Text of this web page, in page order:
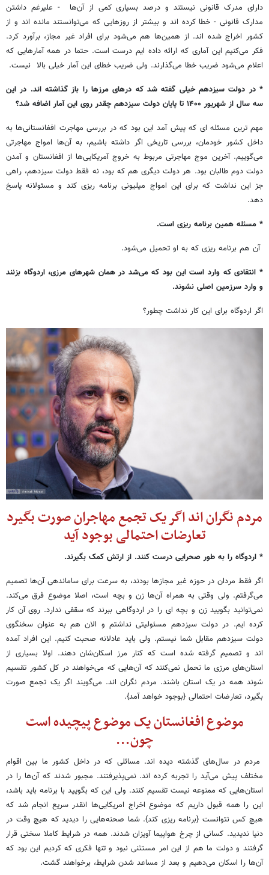
دارای مدرک قانونی نیستند و درصد بسیاری کمی از آن‌ها - علیرغم داشتن
مدارک قانونی - خطا کرده اند و بیشتر از روزهایی که می‌توانستند مانده اند و از
کشور اخراج شده اند. از همین‌ها هم می‌شود برای افراد غیر مجاز، برآورد کرد.
فکر می‌کنیم این آماری که ارائه داده ایم درست است. حتما در همه آمارهایی که
اعلام می‌شود ضریب خطا می‌گذارند. ولی ضریب خطای این آمار خیلی بالا نیست.
* در دولت سیزدهم خیلی گفته شد که درهای مرزها را باز گذاشته اند. در این
سه سال از شهریور ۱۴۰۰ تا پایان دولت سیزدهم چقدر روی این آمار اضافه شد؟
مهم ترین مسئله ای که پیش آمد این بود که در بررسی مهاجرت افغانستانی‌ها به
داخل کشور خودمان، بررسی تاریخی اگر داشته باشیم، به آن‌ها امواج مهاجرتی
می‌گوییم. آخرین موج مهاجرتی مربوط به خروج آمریکایی‌ها از افغانستان و آمدن
دولت دوم طالبان بود. هر دولت دیگری هم که بود، نه فقط دولت سیزدهم، راهی
جز این نداشت که برای این امواج میلیونی برنامه ریزی کند و مسئولانه پاسخ
دهد.
* مسئله همین برنامه ریزی است.
آن هم برنامه ریزی که به او تحمیل می‌شود.
* انتقادی که وارد است این بود که می‌شد در همان شهرهای مرزی، اردوگاه بزنند
و وارد سرزمین اصلی نشوند.
اگر اردوگاه برای این کار نداشت چطور؟
مردم نگران اند اگر یک تجمع مهاجران صورت بگیرد
تعارضات احتمالی بوجود آید
* اردوگاه را به طور صحرایی درست کنند. از ارتش کمک بگیرند.
اگر فقط مردان در حوزه غیر مجازها بودند، به سرعت برای ساماندهی آن‌ها تصمیم
می‌گرفتم. ولی وقتی به همراه آن‌ها زن و بچه است، اصلا موضوع فرق می‌کند.
نمی‌توانید بگویید زن و بچه ای را در اردوگاهی ببرند که سقفی ندارد. روی آن کار
کرده ایم. در دولت سیزدهم مسئولیتی نداشتم و الان هم به عنوان سخنگوی
دولت سیزدهم مقابل شما نیستم. ولی باید عادلانه صحبت کنیم. این افراد آمده
اند و تصمیم گرفته شده است که کنار مرز اسکان‌شان دهند. اولا بسیاری از
استان‌های مرزی ما تحمل نمی‌کنند که آن‌هایی که می‌خواهند در کل کشور تقسیم
شوند همه در یک استان باشند. مردم نگران اند. می‌گویند اگر یک تجمع صورت
بگیرد، تعارضات احتمالی {بوجود خواهد آمد}.
موضوع افغانستان یک موضوع پیچیده است
چون...
مردم در سال‌های گذشته دیده اند. مسائلی که در داخل کشور ما بین اقوام
مختلف پیش می‌آید را تجربه کرده اند. نمی‌پذیرفتند. مجبور شدند که آن‌ها را در
استان‌هایی که ممنوعه نیست تقسیم کنند. ولی این که بگویید با برنامه باید باشد،
این را همه قبول داریم که موضوع اخراج امریکایی‌ها انقدر سریع انجام شد که
هیچ کس نتوانست {برنامه ریزی کند}. شما صحنه‌هایی را دیدید که هیچ وقت در
دنیا ندیدید. کسانی از چرخ هواپیما آویزان شدند. همه در شرایط کاملا سختی قرار
گرفتند و دولت ما هم از این امر مستثنی نبود و تنها فکری که کردیم این بود که
آن‌ها را اسکان می‌دهیم و بعد از مساعد شدن شرایط، برخواهند گشت.